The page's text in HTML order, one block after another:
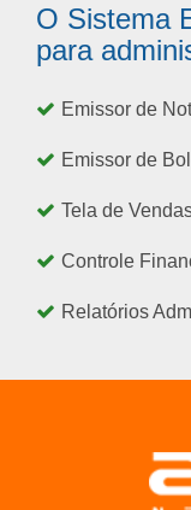
O Sistema
para
Emissor de
Emissor de
Tela de
Controle
Relatórios